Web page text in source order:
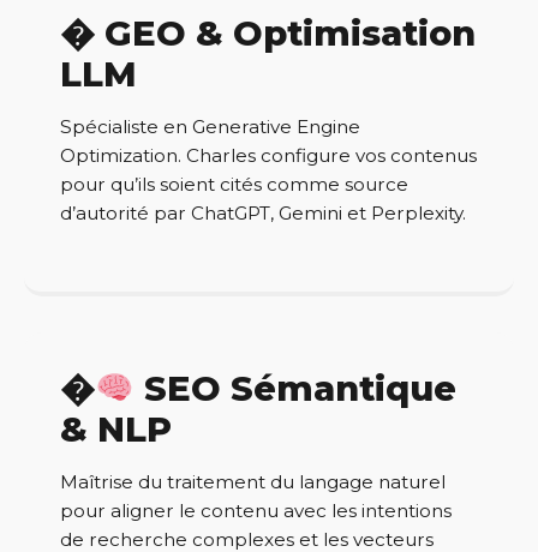
� GEO & Optimisation
LLM
Spécialiste en Generative Engine
Optimization. Charles configure vos contenus
pour qu’ils soient cités comme source
d’autorité par ChatGPT, Gemini et Perplexity.
�
SEO Sémantique
& NLP
Maîtrise du traitement du langage naturel
pour aligner le contenu avec les intentions
de recherche complexes et les vecteurs